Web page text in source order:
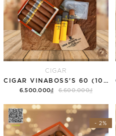
CIGAR
6.500.000₫ 6.600.000₫
Thêm vào giỏ hàng
- 2%